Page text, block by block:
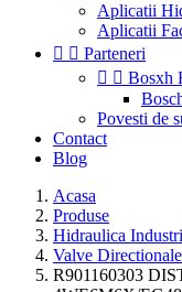
Aplicatii
Aplicatii
  Parteneri
  Bosxh
Povesti de
Contact
Blog
Acasa
Produse
Hidraulica
Valve Directionale
R901160303